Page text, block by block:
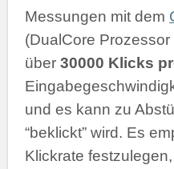
Messungen mit dem
(DualCore
über 30000 Klicks
und es kann zu
“beklickt” wird. Es
Klickrate